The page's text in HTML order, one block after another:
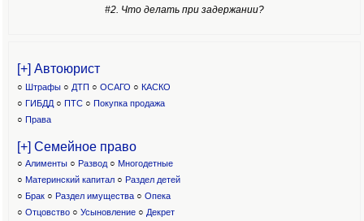
#2. Что делать при задержании?
[+] Автоюрист
○ Штрафы ○ ДТП ○ ОСАГО ○ КАСКО
○ ГИБДД ○ ПТС ○ Покупка продажа
○ Права
[+] Семейное право
○ Алименты ○ Развод ○ Многодетные
○ Материнский капитал○ Раздел детей
○ Брак ○ Раздел имущества ○ Опека
○ Отцовство○ Усыновление ○ Декрет